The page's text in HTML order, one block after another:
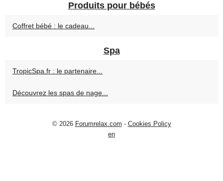
Produits pour bébés
Coffret bébé : le cadeau...
Spa
TropicSpa.fr : le partenaire...
Découvrez les spas de nage...
© 2026 Forumrelax.com - Cookies Policy
en